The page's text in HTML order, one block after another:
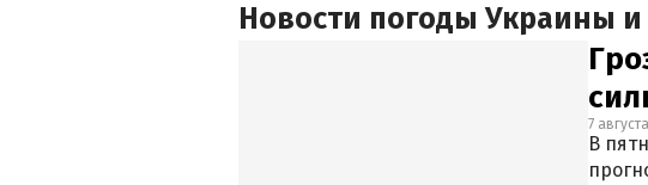
Новости погоды Украины
7
В